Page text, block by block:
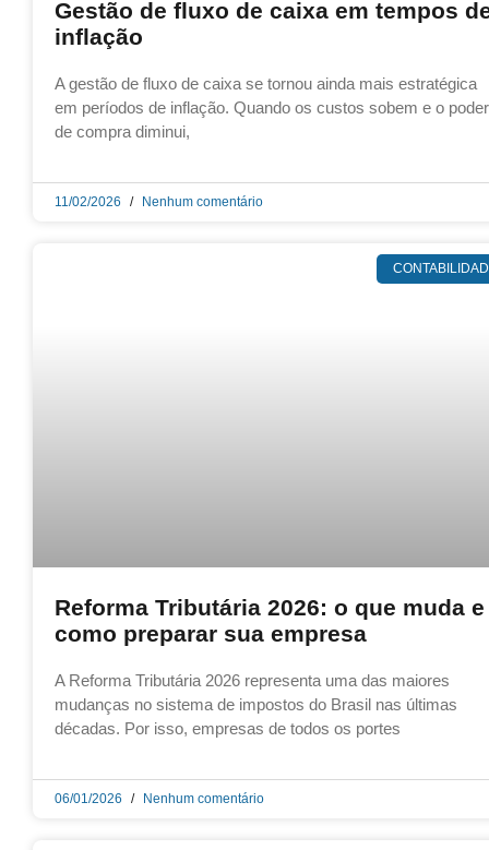
Gestão de fluxo de caixa em tempos
inflação
A gestão de fluxo de caixa se tornou ainda mais estratégica
em períodos de inflação. Quando os custos sobem e o poder
de compra diminui,
11/02/2026 Nenhum comentário
Reforma Tributária 2026: o que muda e
como preparar sua empresa
A Reforma Tributária 2026 representa uma das maiores
mudanças no sistema de impostos do Brasil nas últimas
décadas. Por isso, empresas de todos os portes
06/01/2026 Nenhum comentário